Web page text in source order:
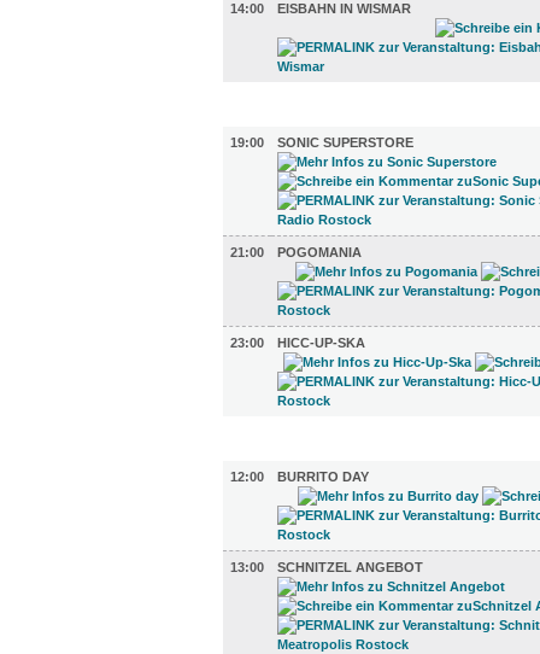
14:00 EISBAHN IN WISMAR
19:00
SONIC SUPERSTORE
21:00 POGOMANIA
23:00 HICC-UP-SKA
12:00
BURRITO DAY
13:00 SCHNITZEL ANGEBOT